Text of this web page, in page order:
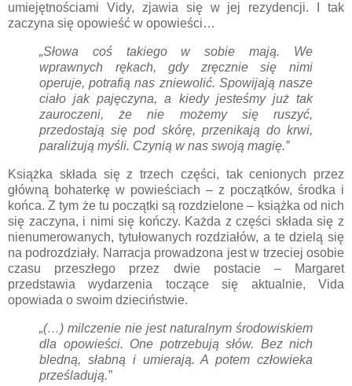
umiejętnościami Vidy, zjawia się w jej rezydencji. I tak
zaczyna się opowieść w opowieści…
„Słowa coś takiego w sobie mają. We
wprawnych rękach, gdy zręcznie się nimi
operuje, potrafią nas zniewolić. Spowijają nasze
ciało jak pajęczyna, a kiedy jesteśmy już tak
zauroczeni, że nie możemy się ruszyć,
przedostają się pod skórę, przenikają do krwi,
paraliżują myśli. Czynią w nas swoją magię.”
Książka składa się z trzech części, tak cenionych przez
główną bohaterkę w powieściach – z początków, środka i
końca. Z tym że tu początki są rozdzielone – książka od nich
się zaczyna, i nimi się kończy. Każda z części składa się z
nienumerowanych, tytułowanych rozdziałów, a te dzielą się
na podrozdziały. Narracja prowadzona jest w trzeciej osobie
czasu przeszłego przez dwie postacie – Margaret
przedstawia wydarzenia toczące się aktualnie, Vida
opowiada o swoim dzieciństwie.
„(…) milczenie nie jest naturalnym środowiskiem
dla opowieści. One potrzebują słów. Bez nich
bledną, słabną i umierają. A potem człowieka
prześladują.”